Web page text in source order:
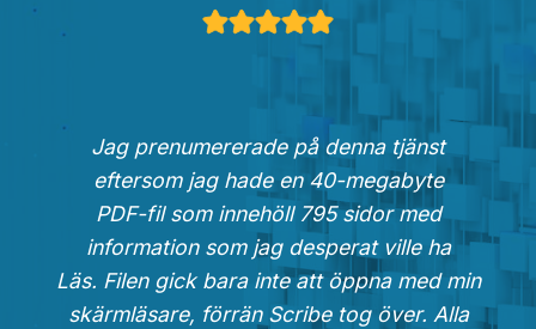
Jag prenumererade på denna tjänst
eftersom jag hade en 40-megabyte
PDF-fil som innehöll 795 sidor med
information som jag desperat ville ha
Läs. Filen gick bara inte att öppna med min
skärmläsare, förrän Scribe tog över. Alla